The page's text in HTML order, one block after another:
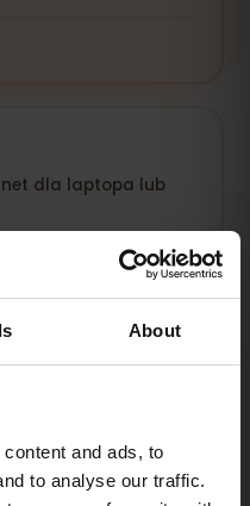
About
and ads, to
to analyse our traffic.
dla laptopa lub
i sposobu